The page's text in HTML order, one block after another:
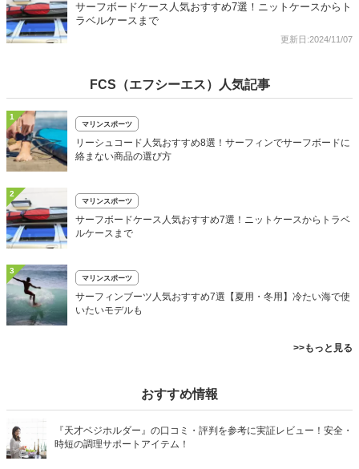
サーフボードケース人気おすすめ7選！ニットケースからト
ラベルケースまで
更新日:2024/11/07
FCS（エフシーエス）人気記事
1
マリンスポーツ
リーシュコード人気おすすめ8選！サーフィンでサーフボードに
絡まない商品の選び方
2
マリンスポーツ
サーフボードケース人気おすすめ7選！ニットケースからトラベ
ルケースまで
3
マリンスポーツ
サーフィンブーツ人気おすすめ7選【夏用・冬用】冷たい海で使
いたいモデルも
>>もっと見る
おすすめ情報
『天才ベジホルダー』の口コミ・評判を参考に実証レビュー！安全・
時短の調理サポートアイテム！